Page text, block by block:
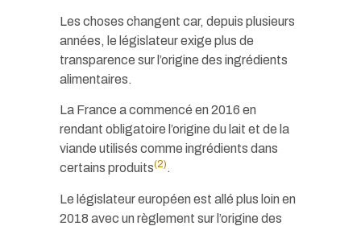
Les choses changent car, depuis plusieurs
années, le législateur exige plus de
transparence sur l’origine des ingrédients
alimentaires.
La France a commencé en 2016 en
rendant obligatoire l’origine du lait et de la
viande utilisés comme ingrédients dans
certains produits(2) .
Le législateur européen est allé plus loin en
2018 avec un règlement sur l’origine des